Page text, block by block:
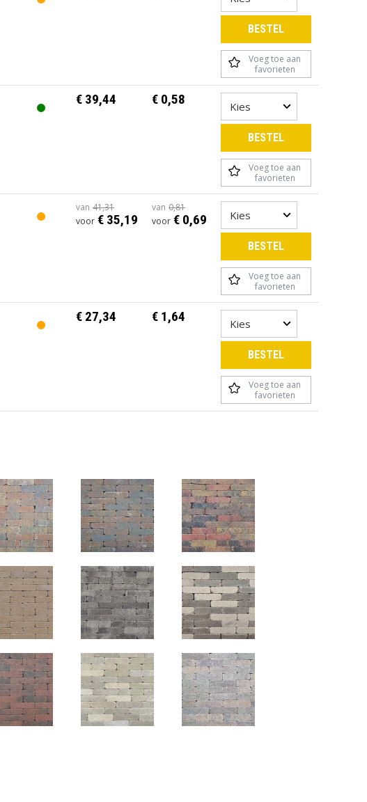
BESTEL
Voeg toe aan
favorieten
€ 39,44 € 0,58
BESTEL
Voeg toe aan
favorieten
van 41,31
voor € 35,19
van 0,81
voor € 0,69
BESTEL
Voeg toe aan
favorieten
€ 27,34 € 1,64
BESTEL
Voeg toe aan
favorieten